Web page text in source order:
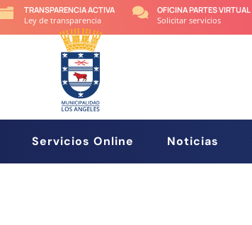

TRANSPARENCIA ACTIVA
Ley de transparencia

OFICINA PARTES VIRTUAL
Solicitar servicios
Servicios Online Noticias